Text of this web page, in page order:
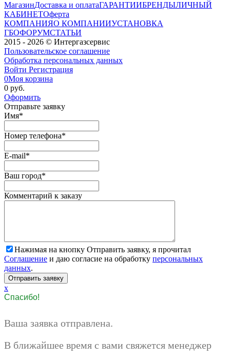
МагазинДоставка и оплатаГАРАНТИИБРЕНДЫЛИЧНЫЙ
КАБИНЕТОферта
КОМПАНИЯО КОМПАНИИУСТАНОВКА
ГБОФОРУМСТАТЬИ
2015 - 2026 © Интергазсервис
Пользовательское соглашение
Обработка персональных данных
Войти Регистрация
0Моя корзина
0 руб.
Оформить
Отправьте заявку
Имя*
Номер телефона*
E-mail*
Ваш город*
Комментарий к заказу
Нажимая на кнопку Отправить заявку, я прочитал
Соглашение и даю согласие на обработку персональных
данных.
x
Спасибо!
Ваша заявка отправлена.
В ближайшее время с вами свяжется менеджер